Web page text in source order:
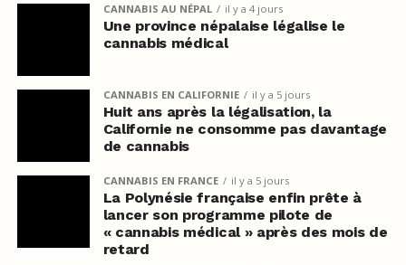
CANNABIS AU NÉPAL il y a 4 jours
Une province népalaise légalise le
cannabis médical
CANNABIS EN CALIFORNIE il y a 5 jours
Huit ans après la légalisation, la
Californie ne consomme pas davantage
de cannabis
CANNABIS EN FRANCE il y a 5 jours
La Polynésie française enfin prête à
lancer son programme pilote de
« cannabis médical » après des mois de
retard